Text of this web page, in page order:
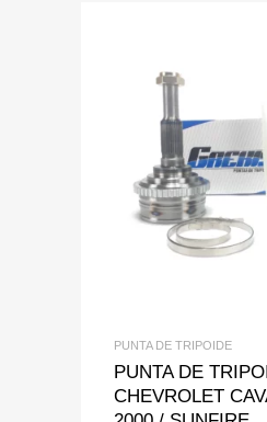
PUNTA DE TRIPOIDE
PUNTA DE
CHEVROLET